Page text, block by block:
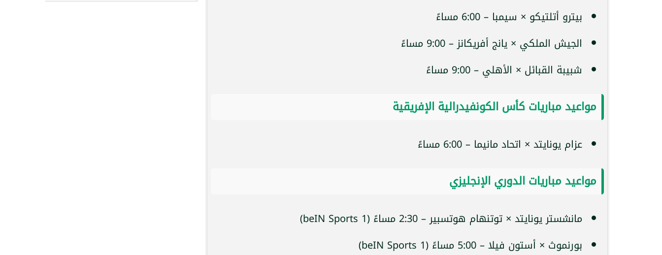
بيترو أتلتيكو × سيمبا – 6:00 مساءً
الجيش الملكي × يانج أفريكانز – 9:00 مساءً
شبيبة القبائل × الأهلي – 9:00 مساءً
مواعيد مباريات كأس الكونفيدرالية الإفريقية
عزام يونايتد × اتحاد مانيما – 6:00 مساءً
مواعيد مباريات الدوري الإنجليزي
مانشستر يونايتد × توتنهام هوتسبير – 2:30 مساءً (beIN Sports 1)
بورنموث × أستون فيلا – 5:00 مساءً (beIN Sports 1)